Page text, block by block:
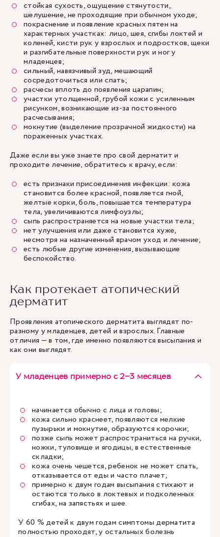
стойкая сухость, ощущение стянутости,
шелушение, не проходящие при обычном уходе;
покраснение и появление красных пятен на
характерных участках: лицо, шея, сгибы локтей и
коленей, кисти рук у взрослых и подростков, щеки
и разгибательные поверхности рук и ног у
младенцев;
сильный, навязчивый зуд, мешающий
сосредоточиться или спать;
расчесы вплоть до появления царапин;
участки утолщенной, грубой кожи с усиленным
рисунком, возникающие из-за постоянного
расчесывания;
мокнутие (выделение прозрачной жидкости) на
пораженных участках.
Даже если вы уже знаете про свой дерматит и
проходите лечение, обратитесь к врачу, если:
есть признаки присоединения инфекции: кожа
становится более красной, появляется гной,
желтые корки, боль, повышается температура
тела, увеличиваются лимфоузлы;
сыпь распространяется на новые участки тела;
нет улучшения или даже становится хуже,
несмотря на назначенный врачом уход и лечение;
есть любые другие изменения, вызывающие
беспокойство.
Как протекает атопический
дерматит
Проявления атопического дерматита выглядят по-
разному у младенцев, детей и взрослых. Главные
отличия — в том, где именно появляются высыпания и
как они выглядят.
У младенцев примерно с 2–3 месяцев
начинается обычно с лица и головы;
кожа сильно краснеет, появляются мелкие
пузырьки и мокнутие, образуются корочки;
позже сыпь может распространиться на ручки,
ножки, туловище и ягодицы, в естественные
складки;
кожа очень чешется, ребенок не может спать,
отказывается от еды и часто плачет;
примерно к двум годам высыпания стихают и
остаются только в локтевых и подколенных
сгибах, на запястьях и шее.
У 60 % детей к двум годам симптомы дерматита
полностью проходят, у остальных болезнь